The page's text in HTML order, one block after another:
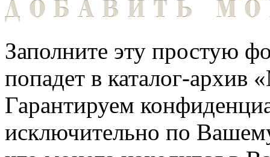
Заполните эту простую
попадет в каталог-архив
Гарантируем
исключительно по